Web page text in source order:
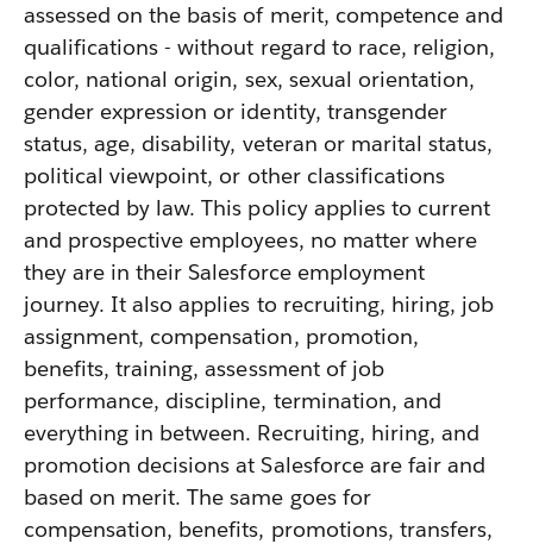
assessed on the basis of merit, competence and
qualifications - without regard to race, religion,
color, national origin, sex, sexual orientation,
gender expression or identity, transgender
status, age, disability, veteran or marital status,
political viewpoint, or other classifications
protected by law. This policy applies to current
and prospective employees, no matter where
they are in their Salesforce employment
journey. It also applies to recruiting, hiring, job
assignment, compensation, promotion,
benefits, training, assessment of job
performance, discipline, termination, and
everything in between. Recruiting, hiring, and
promotion decisions at Salesforce are fair and
based on merit. The same goes for
compensation, benefits, promotions, transfers,